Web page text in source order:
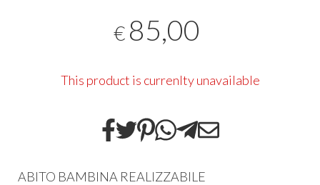
€ 85,00
This product is currenlty unavailable
ABITO BAMBINA REALIZZABILE